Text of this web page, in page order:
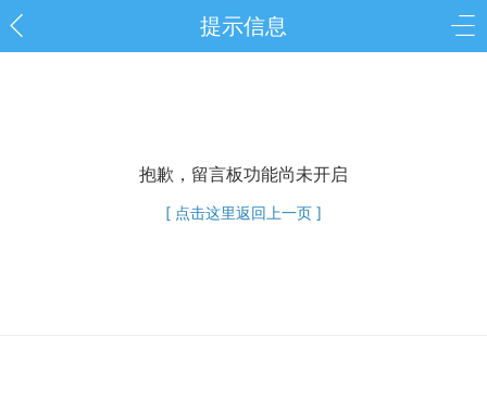
提示信息
抱歉，留言板功能尚未开启
[ 点击这里返回上一页 ]